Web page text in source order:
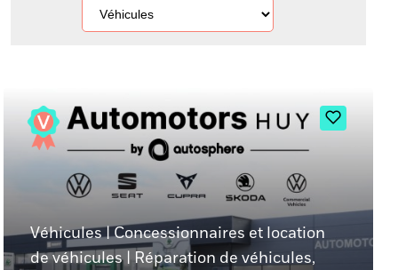
Véhicules|Concessionnaires et location
de véhicules|Réparation de véhicules,